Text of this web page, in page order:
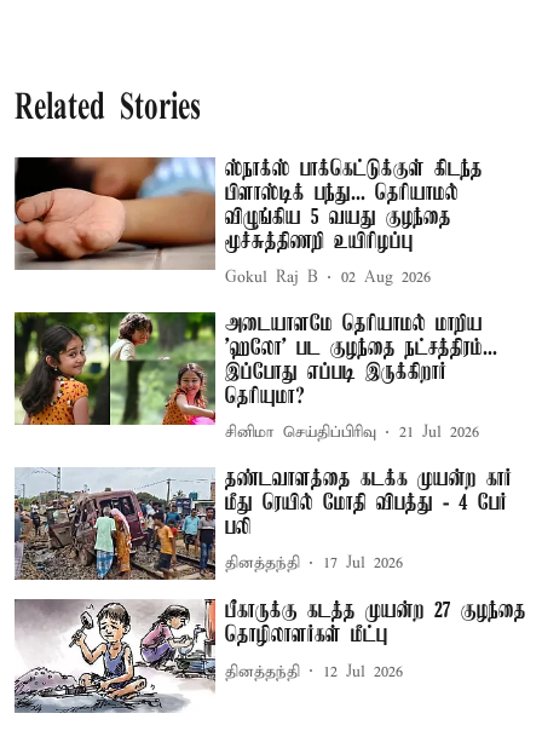
Related Stories
ஸ்நாக்ஸ் பாக்கெட்டுக்குள் கிடந்த
பிளாஸ்டிக் பந்து... தெரியாமல்
விழுங்கிய 5 வயது குழந்தை
மூச்சுத்திணறி உயிரிழப்பு
Gokul Raj B 02 Aug 2026
அடையாளமே தெரியாமல் மாறிய
'ஹலோ' பட குழந்தை நட்சத்திரம்...
இப்போது எப்படி இருக்கிறார்
தெரியுமா?
சினிமா செய்திப்பிரிவு 21 Jul 2026
தண்டவாளத்தை கடக்க முயன்ற கார்
மீது ரெயில் மோதி விபத்து - 4 பேர்
பலி
தினத்தந்தி 17 Jul 2026
பீகாருக்கு கடத்த முயன்ற 27 குழந்தை
தொழிலாளர்கள் மீட்பு
தினத்தந்தி 12 Jul 2026